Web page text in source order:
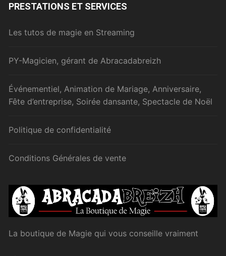
PRESTATIONS ET SERVICES
Les tutos de magie en Streaming
PY-Magicien, gérant de Abracadabreizh
Événementiel, Animation de Mariage, Anniversaire,
Fête d’entreprise, Soirée dansante, Spectacle de Noël
Politique de confidentialité
Conditions Générales de vente
La boutique de Magie qui vous conseille vraiment